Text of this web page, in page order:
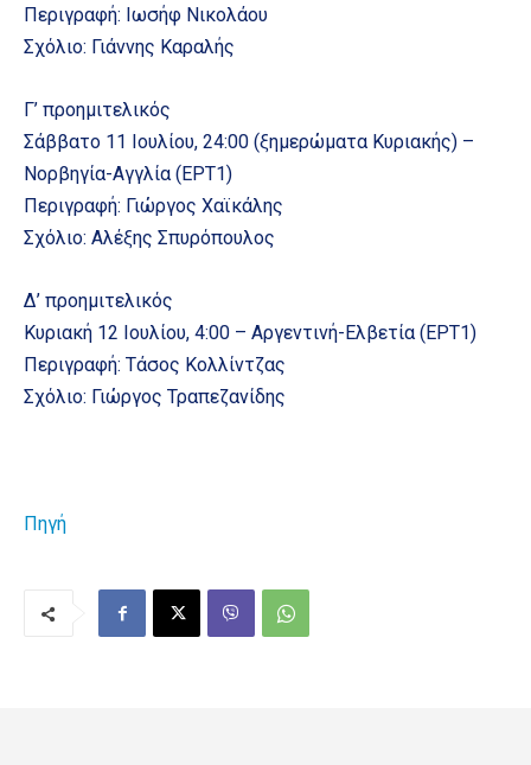
Περιγραφή: Ιωσήφ Νικολάου
Σχόλιο: Γιάννης Καραλής
Γ’ προημιτελικός
Σάββατο 11 Ιουλίου, 24:00 (ξημερώματα Κυριακής) –
Νορβηγία-Αγγλία (ΕΡΤ1)
Περιγραφή: Γιώργος Χαϊκάλης
Σχόλιο: Αλέξης Σπυρόπουλος
Δ’ προημιτελικός
Κυριακή 12 Ιουλίου, 4:00 – Αργεντινή-Ελβετία (ΕΡΤ1)
Περιγραφή: Τάσος Κολλίντζας
Σχόλιο: Γιώργος Τραπεζανίδης
Πηγή